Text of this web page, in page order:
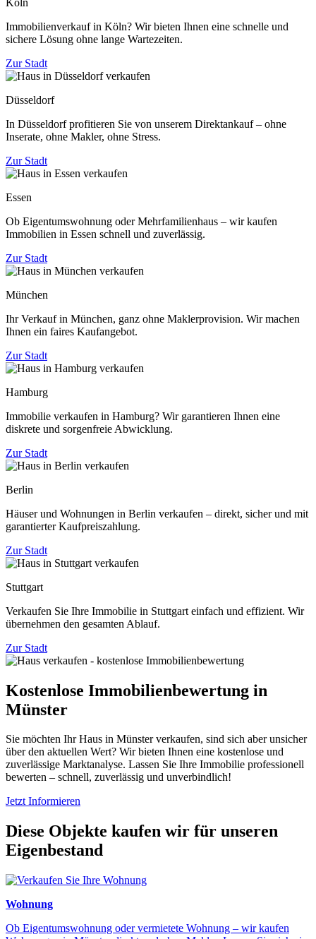
Immobilienverkauf in Köln? Wir bieten Ihnen eine schnelle und
sichere Lösung ohne lange Wartezeiten.
Zur Stadt
Düsseldorf
In Düsseldorf profitieren Sie von unserem Direktankauf – ohne
Inserate, ohne Makler, ohne Stress.
Zur Stadt
Essen
Ob Eigentumswohnung oder Mehrfamilienhaus – wir kaufen
Immobilien in Essen schnell und zuverlässig.
Zur Stadt
München
Ihr Verkauf in München, ganz ohne Maklerprovision. Wir machen
Ihnen ein faires Kaufangebot.
Zur Stadt
Hamburg
Immobilie verkaufen in Hamburg? Wir garantieren Ihnen eine
diskrete und sorgenfreie Abwicklung.
Zur Stadt
Berlin
Häuser und Wohnungen in Berlin verkaufen – direkt, sicher und mit
garantierter Kaufpreiszahlung.
Zur Stadt
Stuttgart
Verkaufen Sie Ihre Immobilie in Stuttgart einfach und effizient. Wir
übernehmen den gesamten Ablauf.
Zur Stadt
Kostenlose Immobilienbewertung in
Münster
Sie möchten Ihr Haus in Münster verkaufen, sind sich aber unsicher
über den aktuellen Wert? Wir bieten Ihnen eine kostenlose und
zuverlässige Marktanalyse. Lassen Sie Ihre Immobilie professionell
bewerten – schnell, zuverlässig und unverbindlich!
Jetzt Informieren
Diese Objekte kaufen wir für unseren
Eigenbestand
Wohnung
Ob Eigentumswohnung oder vermietete Wohnung – wir kaufen